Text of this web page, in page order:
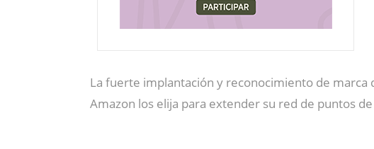
La fuerte implantación y reconocimiento de marca
Amazon los elija para extender su red de puntos